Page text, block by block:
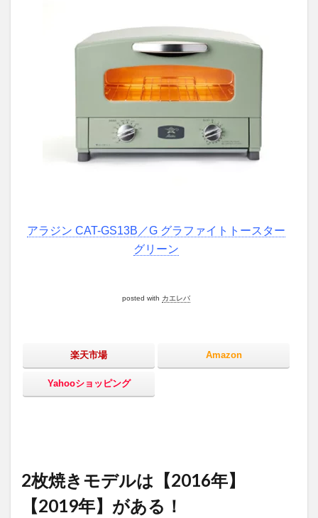
ま
グリ
ルト
のま
とめ
12
アラジン CAT-GS13B／G グラファイトトースター
グリーン
posted with カエレバ
楽天市場 Amazon
Yahooショッピング
2枚焼きモデルは【2016年】
【2019年】がある！